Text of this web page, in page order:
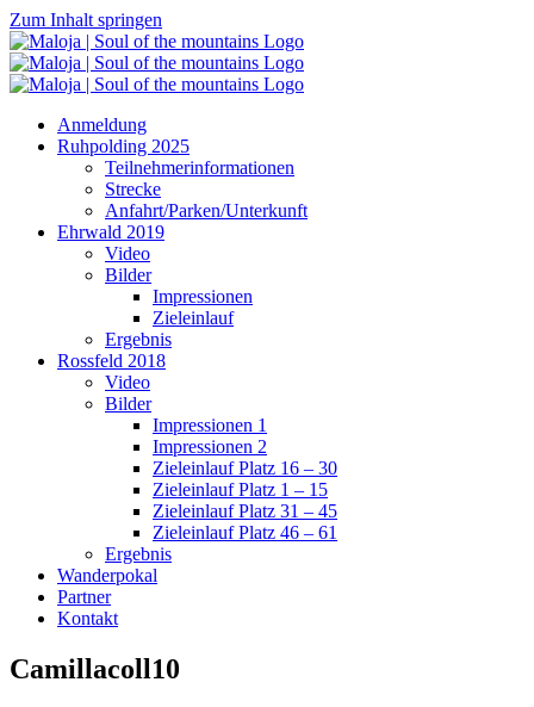
Zum Inhalt springen
Anmeldung
Ruhpolding 2025
Teilnehmerinformationen
Strecke
Anfahrt/Parken/Unterkunft
Ehrwald 2019
Video
Bilder
Impressionen
Zieleinlauf
Ergebnis
Rossfeld 2018
Video
Bilder
Impressionen 1
Impressionen 2
Zieleinlauf Platz 16 – 30
Zieleinlauf Platz 1 – 15
Zieleinlauf Platz 31 – 45
Zieleinlauf Platz 46 – 61
Ergebnis
Wanderpokal
Partner
Kontakt
Camillacoll10